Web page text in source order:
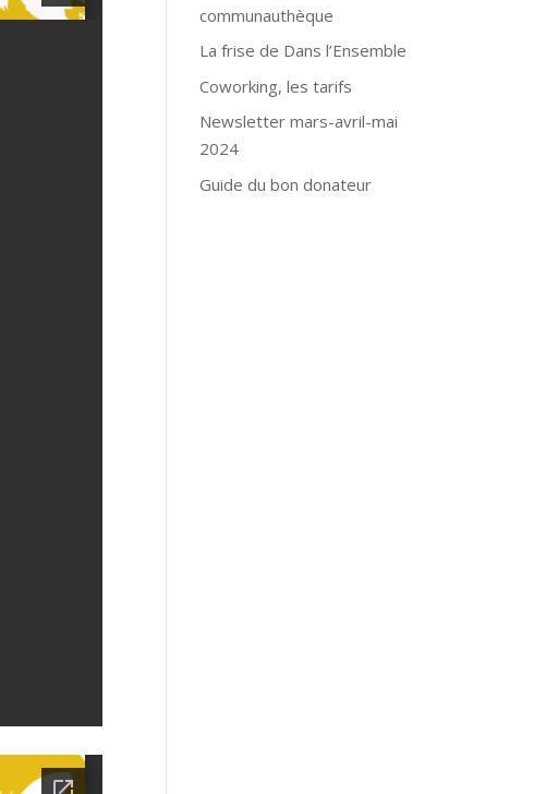
communauthèque
La frise de Dans l’Ensemble
Coworking, les tarifs
Newsletter mars-avril-mai
2024
Guide du bon donateur